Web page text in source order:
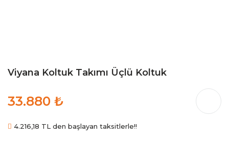
Viyana Koltuk Takımı Üçlü Koltuk
33.880 ₺
4.216,18 TL den başlayan taksitlerle!!